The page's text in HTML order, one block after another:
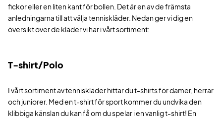
fickor eller en liten kant för bollen. Det är en av de främsta
anledningarna till att välja tenniskläder. Nedan ger vi dig en
översikt över de kläder vi har i vårt sortiment:
T-shirt/Polo
I vårt sortiment av tenniskläder hittar du t-shirts för damer, herrar
och juniorer. Med en t-shirt för sport kommer du undvika den
klibbiga känslan du kan få om du spelar i en vanlig t-shirt! En